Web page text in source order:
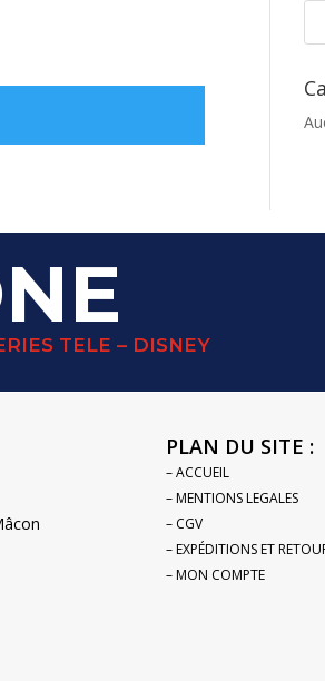
TELE – DISNEY
PLAN DU SITE :
– ACCUEIL
– MENTIONS LEGALES
– CGV
– EXPÉDITIONS ET
– MON COMPTE